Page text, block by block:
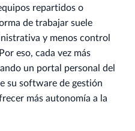
repartidos o
de trabajar suele
y menos control
eso, cada vez más
un portal personal del
su software de gestión
más autonomía a la